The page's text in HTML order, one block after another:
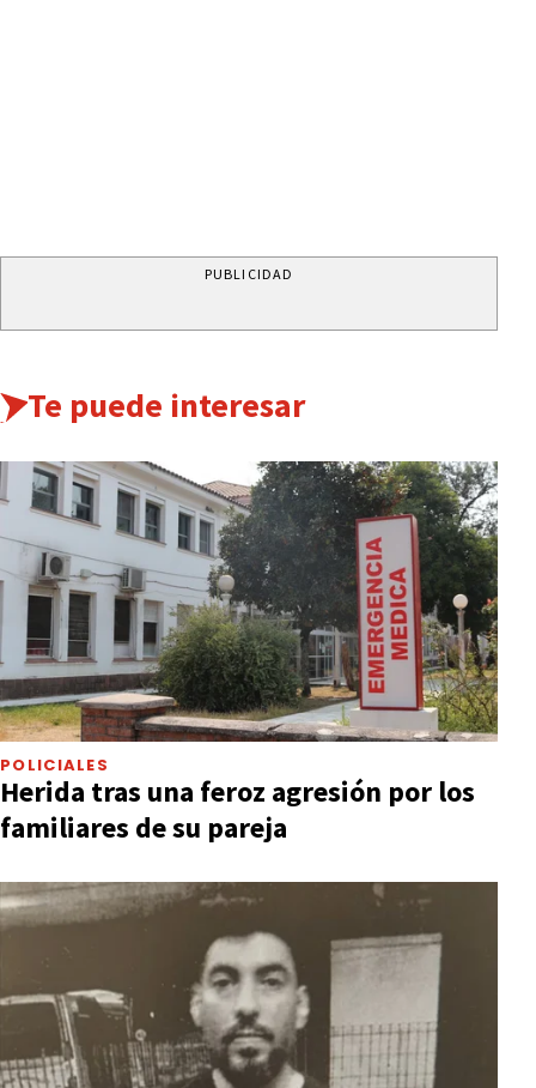
PUBLICIDAD
Te puede interesar
POLICIALES
Herida tras una feroz agresión por los
familiares de su pareja